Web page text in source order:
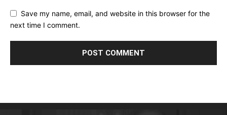
Save my name, email, and website in this browser for the
next time I comment.